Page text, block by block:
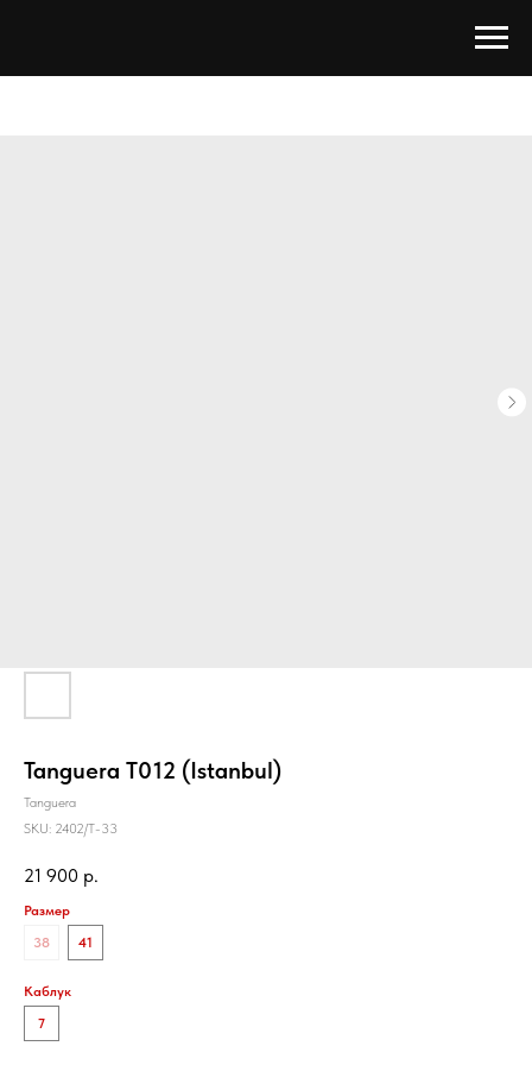
Tanguera Т012 (Istanbul)
Tanguera
SKU: 2402/T-33
21 900 р.
Размер
38
41
Каблук
7